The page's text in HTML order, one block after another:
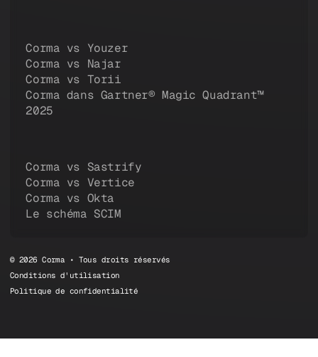
Corma vs Youzer
Corma vs Najar
Corma vs Torii
Corma dans Gartner® Magic Quadrant™
2025
Corma vs Sastrify
Corma vs Vertice
Corma vs Okta
Le schéma SCIM
© 2026 Corma • Tous droits réservés
Conditions d'utilisation
Politique de confidentialité